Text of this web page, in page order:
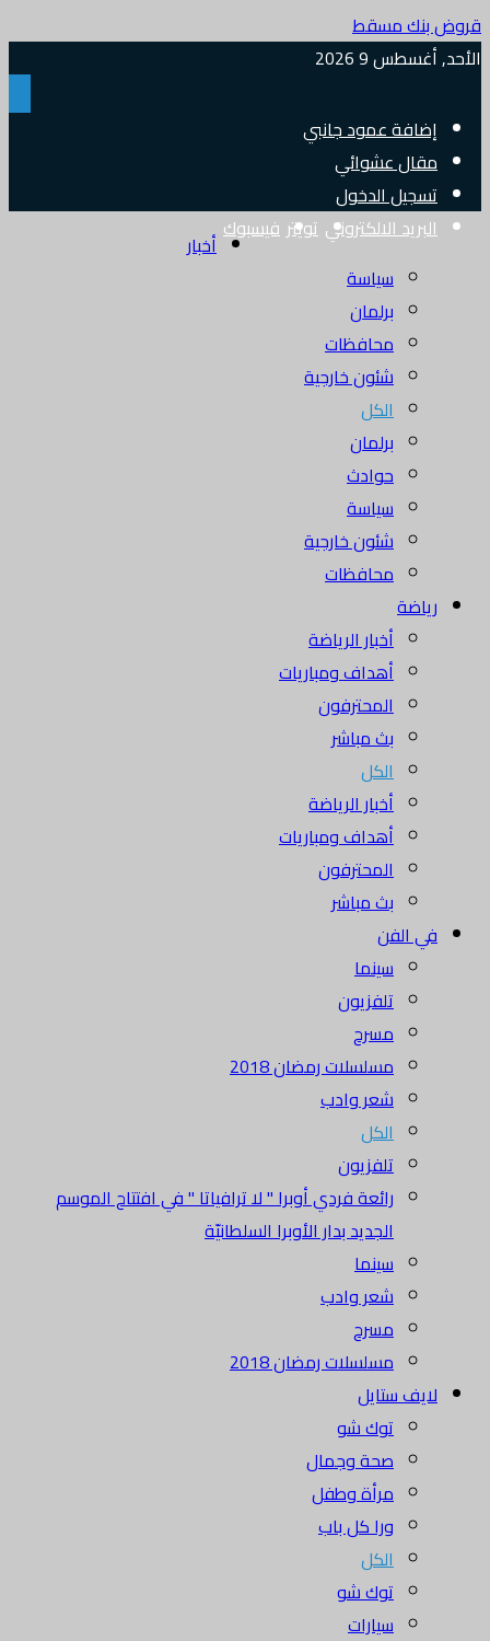
قروض بنك مسقط
الأحد, أغسطس 9 2026
إضافة عمود جانبي
مقال عشوائي
تسجيل الدخول
البريد الالكتروني تويتر فيسبوك
أخبار
سياسة
برلمان
محافظات
شئون خارجية
الكل
برلمان
حوادث
سياسة
شئون خارجية
محافظات
رياضة
أخبار الرياضة
أهداف ومباريات
المحترفون
بث مباشر
الكل
أخبار الرياضة
أهداف ومباريات
المحترفون
بث مباشر
في الفن
سينما
تلفزيون
مسرح
مسلسلات رمضان 2018
شعر وادب
الكل
تلفزيون
رائعة فردي أوبرا " لا ترافياتا " في افتتاح الموسم
الجديد بدار الأوبرا السلطانيّة
سينما
شعر وادب
مسرح
مسلسلات رمضان 2018
لايف ستايل
توك شو
صحة وجمال
مرأة وطفل
ورا كل باب
الكل
توك شو
سيارات